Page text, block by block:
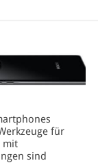
für
mit
sind